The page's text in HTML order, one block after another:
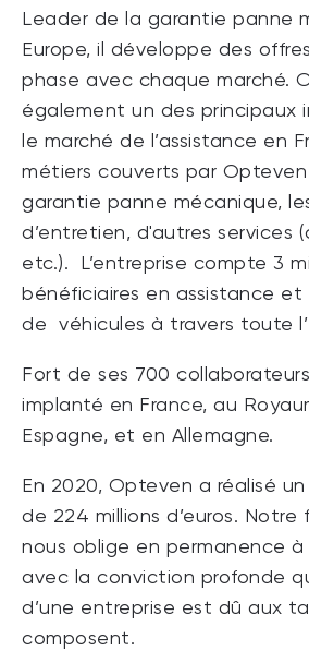
Leader de la garantie panne
Europe, il développe des
phase avec chaque marché.
également un des principaux
le marché de l’assistance en
métiers couverts par Opteven
garantie panne mécanique,
d’entretien, d'autres services
etc.). L’entreprise compte 3
bénéficiaires en assistance et
de véhicules à travers toute
Fort de ses 700
implanté en France, au
Espagne, et en Allemagne.
En 2020, Opteven a réalisé un
de 224 millions d’euros. Notre
nous oblige en permanence
avec la conviction profonde
d’une entreprise est dû aux
composent.